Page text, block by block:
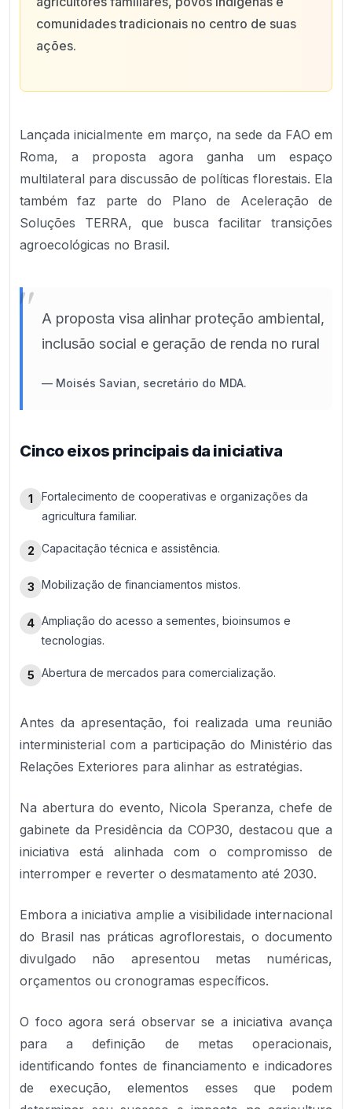
comunidades tradicionais no centro de suas
ações.
Lançada inicialmente em março, na sede da FAO em
Roma, a proposta agora ganha um espaço
multilateral para discussão de políticas florestais. Ela
também faz parte do Plano de Aceleração de
Soluções TERRA, que busca facilitar transições
agroecológicas no Brasil.
" A proposta visa alinhar proteção ambiental,
inclusão social e geração de renda no rural
— Moisés Savian, secretário do MDA.
Cinco eixos principais da iniciativa
1
Fortalecimento de cooperativas e organizações da
agricultura familiar.
2 Capacitação técnica e assistência.
3 Mobilização de financiamentos mistos.
4 Ampliação do acesso a sementes, bioinsumos e
tecnologias.
5 Abertura de mercados para comercialização.
Antes da apresentação, foi realizada uma reunião
interministerial com a participação do Ministério das
Relações Exteriores para alinhar as estratégias.
Na abertura do evento, Nicola Speranza, chefe de
gabinete da Presidência da COP30, destacou que a
iniciativa está alinhada com o compromisso de
interromper e reverter o desmatamento até 2030.
Embora a iniciativa amplie a visibilidade internacional
do Brasil nas práticas agroflorestais, o documento
divulgado não apresentou metas numéricas,
orçamentos ou cronogramas específicos.
O foco agora será observar se a iniciativa avança
para a definição de metas operacionais,
identificando fontes de financiamento e indicadores
de execução, elementos esses que podem